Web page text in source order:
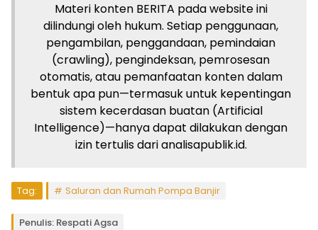
Materi konten BERITA pada website ini
dilindungi oleh hukum. Setiap penggunaan,
pengambilan, penggandaan, pemindaian
(crawling), pengindeksan, pemrosesan
otomatis, atau pemanfaatan konten dalam
bentuk apa pun—termasuk untuk kepentingan
sistem kecerdasan buatan (Artificial
Intelligence)—hanya dapat dilakukan dengan
izin tertulis dari analisapublik.id.
Tag: Saluran dan Rumah Pompa Banjir
Penulis: Respati Agsa